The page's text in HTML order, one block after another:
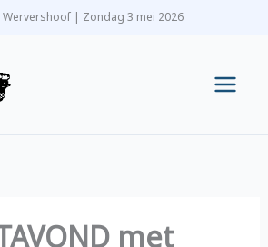
| Zondag 3 mei 2026
met